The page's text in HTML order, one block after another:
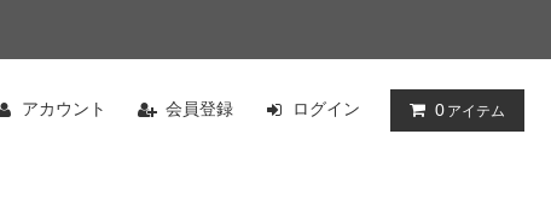
アカウント 会員登録 ログイン 0 アイテム